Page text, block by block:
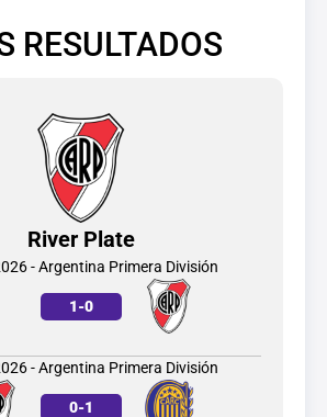
RESULTADOS
River Plate
- Argentina Primera División
1-0
- Argentina Primera División
0-1